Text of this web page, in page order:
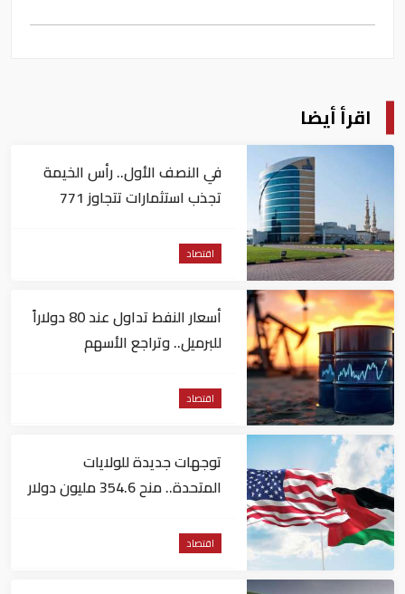
اقرأ أيضا
في النصف الأول.. رأس الخيمة
تجذب استثمارات تتجاوز 771
اقتصاد
أسعار النفط تداول عند 80 دولاراً
للبرميل.. وتراجع الأسهم
اقتصاد
توجهات جديدة للولايات
المتحدة.. منح 354.6 مليون دولار
اقتصاد